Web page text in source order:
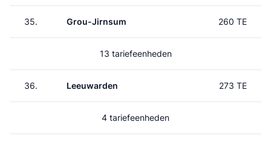
35. Grou-Jirnsum 260 TE
13 tariefeenheden
36. Leeuwarden 273 TE
4 tariefeenheden